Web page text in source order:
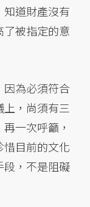
知道財產沒有
被指定的意
因為必須符合
，尚須有三
一次呼籲，
目前的文化
段，不是阻礙